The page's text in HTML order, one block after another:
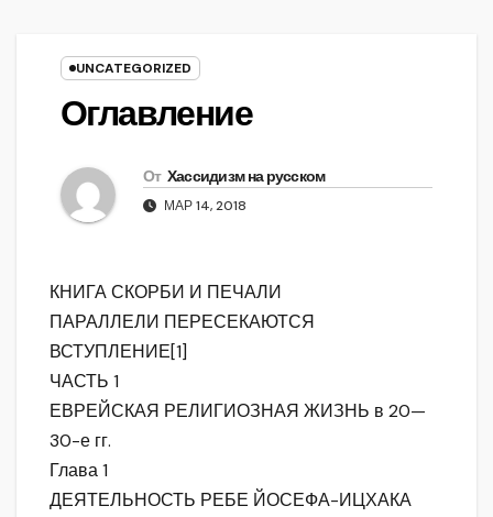
UNCATEGORIZED
Оглавление
От Хассидизм на русском
МАР 14, 2018
КНИГА СКОРБИ И ПЕЧАЛИ
ПАРАЛЛЕЛИ ПЕРЕСЕКАЮТСЯ
ВСТУПЛЕНИЕ[1]
ЧАСТЬ 1
ЕВРЕЙСКАЯ РЕЛИГИОЗНАЯ ЖИЗНЬ в 20—
30-е гг.
Глава 1
ДЕЯТЕЛЬНОСТЬ РЕБЕ ЙОСЕФА-ИЦХАКА